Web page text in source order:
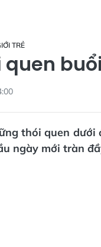
TRẺ
quen
thói quen dưới
ngày mới tràn